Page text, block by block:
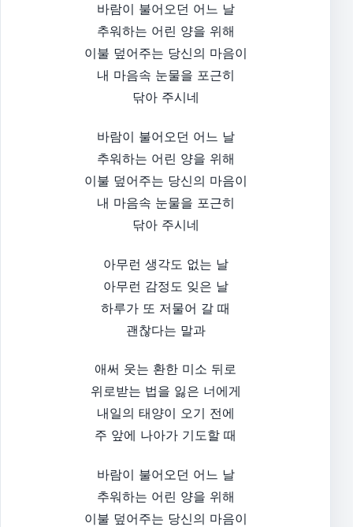
바람이 불어오던 어느 날
추워하는 어린 양을 위해
이불 덮어주는 당신의 마음이
내 마음속 눈물을 포근히
닦아 주시네
바람이 불어오던 어느 날
추워하는 어린 양을 위해
이불 덮어주는 당신의 마음이
내 마음속 눈물을 포근히
닦아 주시네
아무런 생각도 없는 날
아무런 감정도 잊은 날
하루가 또 저물어 갈 때
괜찮다는 말과
애써 웃는 환한 미소 뒤로
위로받는 법을 잃은 너에게
내일의 태양이 오기 전에
주 앞에 나아가 기도할 때
바람이 불어오던 어느 날
추워하는 어린 양을 위해
이불 덮어주는 당신의 마음이